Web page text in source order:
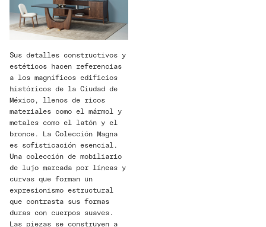
Sus detalles constructivos y
estéticos hacen referencias
a los magníficos edificios
históricos de la Ciudad de
México, llenos de ricos
materiales como el mármol y
metales como el latón y el
bronce. La Colección Magna
es sofisticación esencial.
Una colección de mobiliario
de lujo marcada por líneas y
curvas que forman un
expresionismo estructural
que contrasta sus formas
duras con cuerpos suaves.
Las piezas se construyen a